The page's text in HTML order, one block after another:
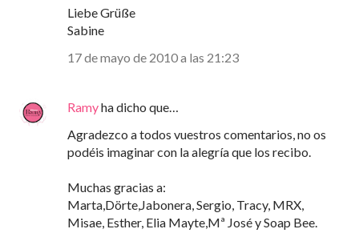
Liebe Grüße
Sabine
17 de mayo de 2010 a las 21:23
Ramyha dicho que…
Agradezco a todos vuestros comentarios, no os
podéis imaginar con la alegría que los recibo.
Muchas gracias a:
Marta,Dörte,Jabonera, Sergio, Tracy, MRX,
Misae, Esther, Elia Mayte,Mª José y Soap Bee.